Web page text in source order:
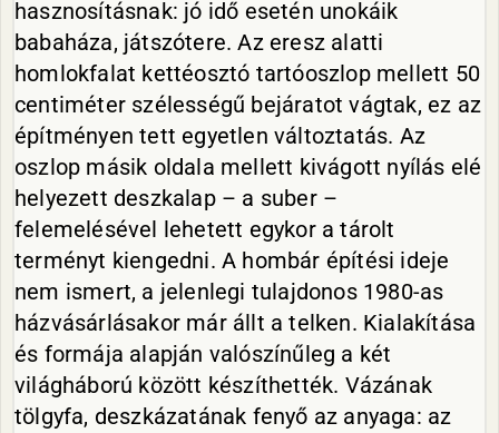
hasznosításnak: jó idő esetén unokáik
babaháza, játszótere. Az eresz alatti
homlokfalat kettéosztó tartóoszlop mellett 50
centiméter szélességű bejáratot vágtak, ez az
építményen tett egyetlen változtatás. Az
oszlop másik oldala mellett kivágott nyílás elé
helyezett deszkalap – a suber –
felemelésével lehetett egykor a tárolt
terményt kiengedni. A hombár építési ideje
nem ismert, a jelenlegi tulajdonos 1980-as
házvásárlásakor már állt a telken. Kialakítása
és formája alapján valószínűleg a két
világháború között készíthették. Vázának
tölgyfa, deszkázatának fenyő az anyaga: az